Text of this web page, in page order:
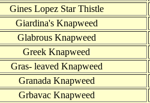
Gines Lopez Star Thistle
Giardina's Knapweed
Glabrous Knapweed
Greek Knapweed
Gras- leaved Knapweed
Granada Knapweed
Grbavac Knapweed